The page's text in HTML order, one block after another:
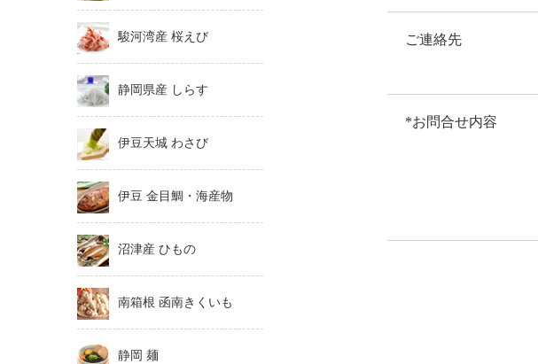
駿河湾産 桜えび
静岡県産 しらす
伊豆天城 わさび
伊豆 金目鯛・海産物
沼津産 ひもの
南箱根 函南きくいも
静岡 麺
ご連絡先
*お問合せ内容